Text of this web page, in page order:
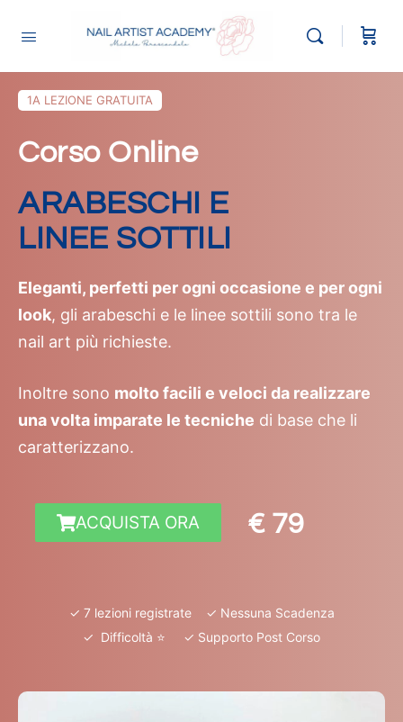
1A LEZIONE GRATUITA
Corso Online
ARABESCHI E
LINEE SOTTILI
Eleganti, perfetti per ogni occasione e per ogni
look, gli arabeschi e le linee sottili sono tra le
nail art più richieste.
Inoltre sono molto facili e veloci da realizzare
una volta imparate le tecniche di base che li
caratterizzano.
ACQUISTA ORA € 79
✓ 7 lezioni registrate ✓ Nessuna Scadenza
✓ Difficoltà ⭐️ ✓ Supporto Post Corso